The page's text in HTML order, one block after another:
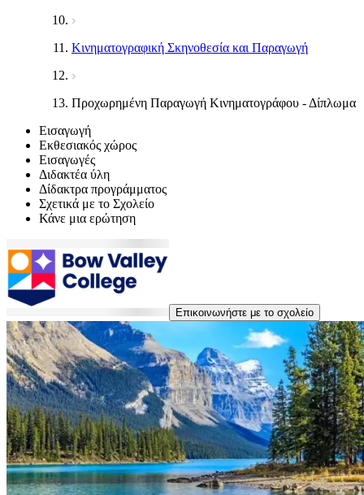
Κινηματογραφική Σκηνοθεσία και Παραγωγή
Προχωρημένη Παραγωγή Κινηματογράφου - Δίπλωμα
Εισαγωγή
Εκθεσιακός χώρος
Εισαγωγές
Διδακτέα ύλη
Δίδακτρα προγράμματος
Σχετικά με το Σχολείο
Κάνε μια ερώτηση
Επικοινωνήστε με το σχολείο